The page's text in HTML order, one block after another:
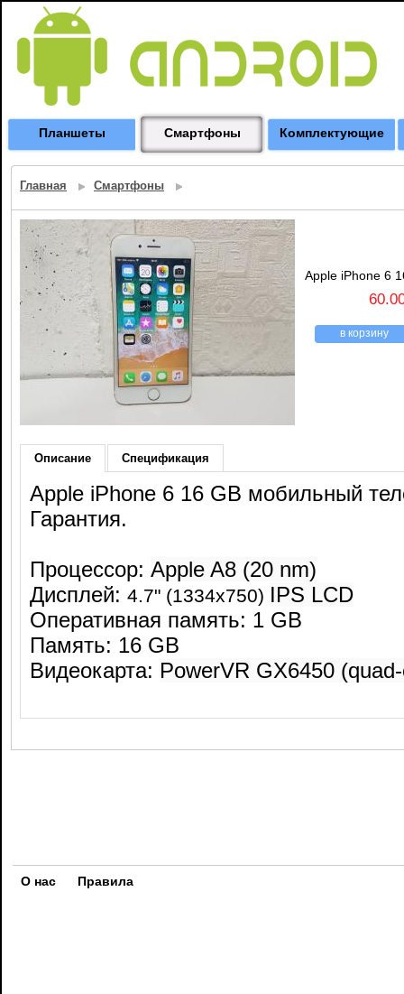
Планшеты Смартфоны Комплектующие
Главная Смартфоны
Apple iPhone 6
в корзину
Описание Спецификация
Apple iPhone 6 16 GB мобильный
Гарантия.
Процессор: Apple A8 (20 nm)
Дисплей: 4.7" (1334x750) IPS LCD
Оперативная память: 1 GB
Память: 16 GB
Видеокарта: PowerVR GX6450
О нас Правила